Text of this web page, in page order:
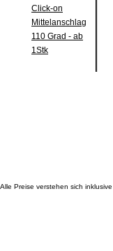
Click-on
Mittelanschlag
110 Grad - ab
1Stk
Alle Preise verstehen sich